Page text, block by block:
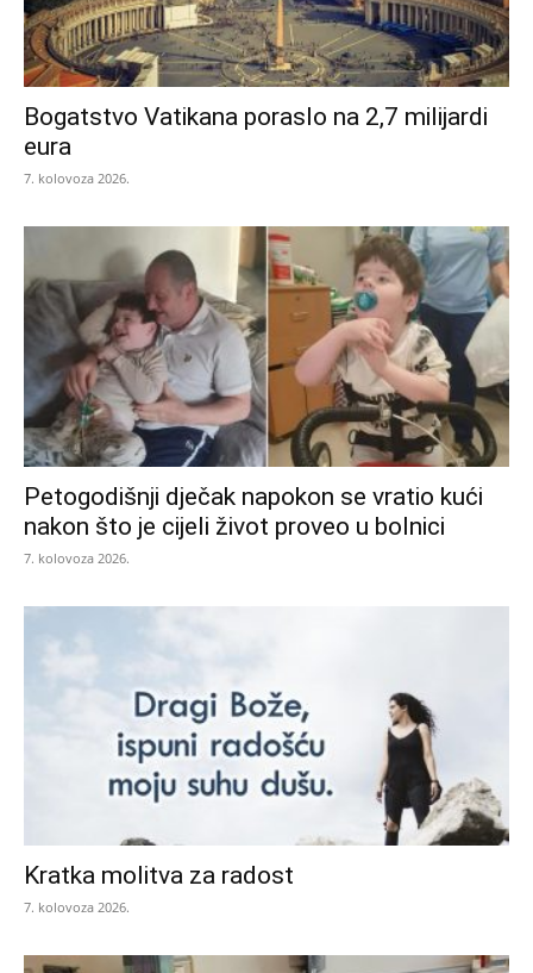
Bogatstvo Vatikana poraslo na 2,7 milijardi
eura
7. kolovoza 2026.
Petogodišnji dječak napokon se vratio kući
nakon što je cijeli život proveo u bolnici
7. kolovoza 2026.
Kratka molitva za radost
7. kolovoza 2026.